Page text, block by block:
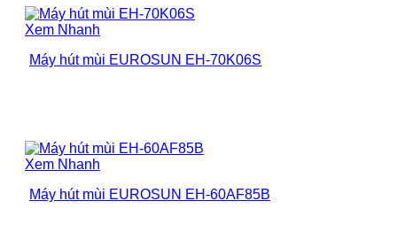
Xem Nhanh
Máy hút mùi EUROSUN EH-70K06S
Xem Nhanh
Máy hút mùi EUROSUN EH-60AF85B